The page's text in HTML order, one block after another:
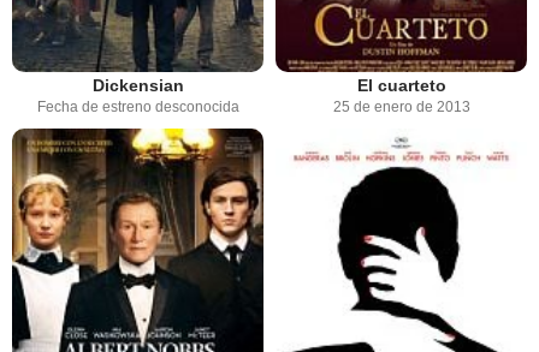
Dickensian
Fecha de estreno desconocida
El cuarteto
25 de enero de 2013